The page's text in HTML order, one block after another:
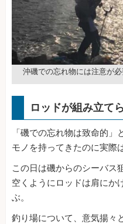
沖磯での忘れ物には注意が
ロッドが組み立て
「磯での忘れ物は致命的
モノを持ってきたのに実際
この日は磯からのシーバス
空くようにロッドは肩にか
ぶ。
釣り場について、意気揚々